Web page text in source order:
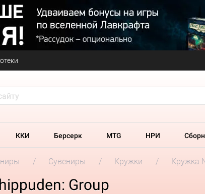
ККИ Берсерк MTG НРИ
Сувениры Кружки Кружка
Group